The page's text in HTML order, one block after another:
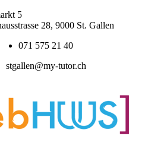
5
28, 9000 St. Gallen
071 575 21 40
stgallen@my-tutor.ch